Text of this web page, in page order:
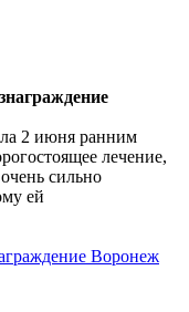
2 июня ранним
лечение,
сильно
ей
Воронеж